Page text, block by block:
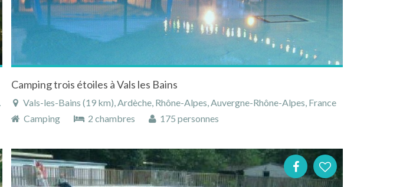
Camping trois étoiles à Vals les Bains
Vals-les-Bains (19 km), Ardèche, Rhône-Alpes, Auvergne-Rhône-Alpes, France
Camping
2 chambres 175 personnes